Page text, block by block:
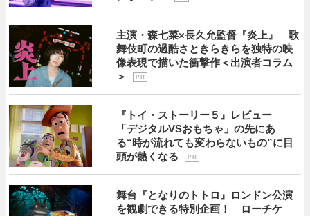
主演・森七菜×長久允監督『炎上』 歌
舞伎町の過酷さときらきらを独特の映
像表現で描いた衝撃作＜出演者コラム
＞
P R
『トイ・ストーリー５』レビュー
「デジタルVSおもちゃ」の先にあ
る“時が流れても変わらないもの”に目
頭が熱くなる
P R
舞台『となりのトトロ』ロンドン公演
を観劇できる特別企画！ ローチケ